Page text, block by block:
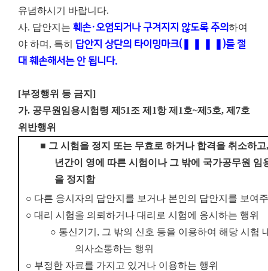
유념하시기 바랍니다.
사. 답안지는 훼손・오염되거나 구겨지지 않도록 주의하여
야 하며, 특히 답안지 상단의 타이밍마크(❚ ❚ ❚ ❚)를 절
대 훼손해서는 안 됩니다.
[부정행위 등 금지]
가. 공무원임용시험령 제51조 제1항 제1호~제5호, 제7호
위반행위
■ 그 시험을 정지 또는 무효로 하거나 합격을 취소하고
년간이 영에 따른 시험이나 그 밖에 국가공무원 임
을 정지함
○ 다른 응시자의 답안지를 보거나 본인의 답안지를 보여
○대리 시험을 의뢰하거나 대리로 시험에 응시하는 행위
○ 통신기기 , 그 밖의 신호 등을 이용하여 해당 시험
의사소통하는 행위
○ 부정한 자료를 가지고 있거나 이용하는 행위